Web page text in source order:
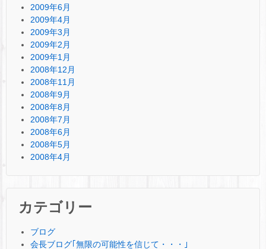
2009年6月
2009年4月
2009年3月
2009年2月
2009年1月
2008年12月
2008年11月
2008年9月
2008年8月
2008年7月
2008年6月
2008年5月
2008年4月
カテゴリー
ブログ
会長ブログ｢無限の可能性を信じて・・・｣